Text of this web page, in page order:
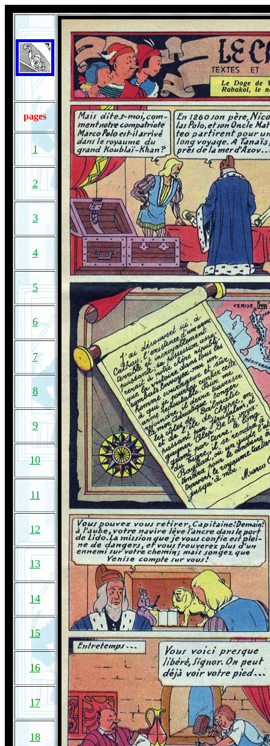
pages
1
2
3
4
5
6
7
8
9
10
11
12
13
14
15
16
17
18